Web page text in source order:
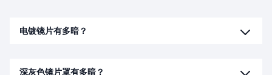
电镀镜片有多暗？
深灰色镜片罩有多暗？